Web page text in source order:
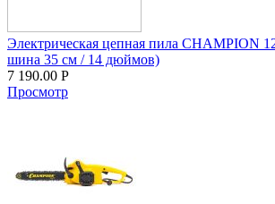
Электрическая цепная пила CHAMPION
шина 35 см / 14 дюймов)
7 190.00 Р
Просмотр